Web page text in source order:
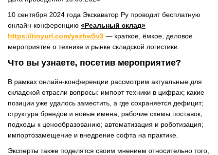
10 сентября 2024 года Экскаватор Ру проводит бесплатную
онлайн-конференцию «Реальный склад»
https://tinyurl.com/yezhw5v3 — краткое, ёмкое, деловое
мероприятие о технике и рынке складской логистики.
Что вы узнаете, посетив мероприятие?
В рамках онлайн-конференции рассмотрим актуальные для
складской отрасли вопросы: импорт техники в цифрах; какие
позиции уже удалось заместить, а где сохраняется дефицит;
структура брендов и новые имена; рабочие схемы поставок;
подходы к ценообразованию; автоматизация и роботизация;
импортозамещение и внедрение софта на практике.
Эксперты также поделятся своим мнением относительно того,